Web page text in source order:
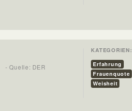
- Quelle: DER
KATEGORIEN:
Erfahrung
Frauenquote
Weisheit